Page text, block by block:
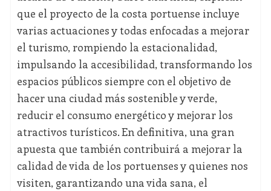
que el proyecto de la costa portuense incluye
varias actuaciones y todas enfocadas a mejorar
el turismo, rompiendo la estacionalidad,
impulsando la accesibilidad, transformando los
espacios públicos siempre con el objetivo de
hacer una ciudad más sostenible y verde,
reducir el consumo energético y mejorar los
atractivos turísticos. En definitiva, una gran
apuesta que también contribuirá a mejorar la
calidad de vida de los portuenses y quienes nos
visiten, garantizando una vida sana, el